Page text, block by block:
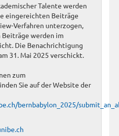
Talente werden
eingereichten Beiträge
Verfahren unterzogen,
Beiträge werden im
Die Benachrichtigung
31. Mai 2025 verschickt.
zum
Sie auf der Website der
bernbabylon_2025/